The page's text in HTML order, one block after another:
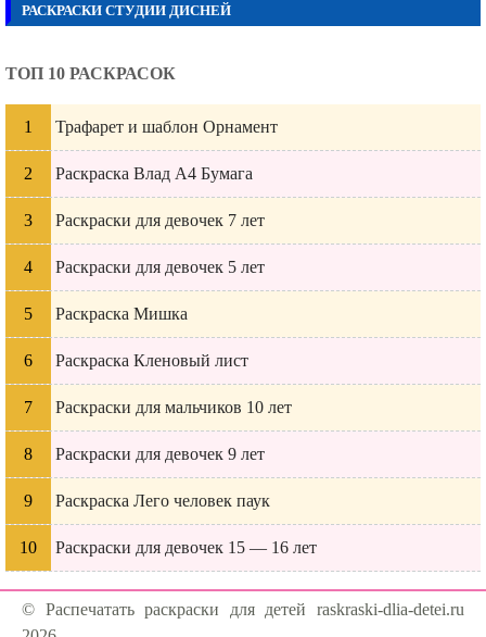
РАСКРАСКИ СТУДИИ ДИСНЕЙ
ТОП 10 РАСКРАСОК
Трафарет и шаблон Орнамент
Раскраска Влад А4 Бумага
Раскраски для девочек 7 лет
Раскраски для девочек 5 лет
Раскраска Мишка
Раскраска Кленовый лист
Раскраски для мальчиков 10 лет
Раскраски для девочек 9 лет
Раскраска Лего человек паук
Раскраски для девочек 15 — 16 лет
© Распечатать раскраски для детей raskraski-dlia-detei.ru